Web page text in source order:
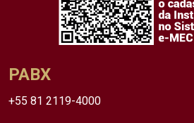
PABX
+55 81 2119-4000